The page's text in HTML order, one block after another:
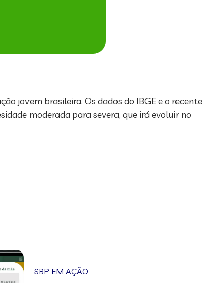
jovem brasileira. Os dados do IBGE e o recente
moderada para severa, que irá evoluir no
SBP EM AÇÃO